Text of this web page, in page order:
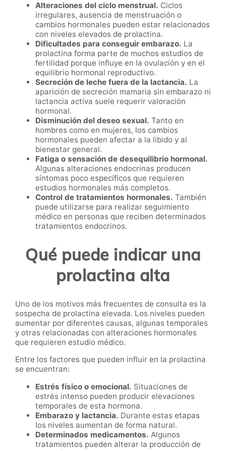
Alteraciones del ciclo menstrual. Ciclos
irregulares, ausencia de menstruación o
cambios hormonales pueden estar relacionados
con niveles elevados de prolactina.
Dificultades para conseguir embarazo. La
prolactina forma parte de muchos estudios de
fertilidad porque influye en la ovulación y en el
equilibrio hormonal reproductivo.
Secreción de leche fuera de la lactancia. La
aparición de secreción mamaria sin embarazo ni
lactancia activa suele requerir valoración
hormonal.
Disminución del deseo sexual. Tanto en
hombres como en mujeres, los cambios
hormonales pueden afectar a la libido y al
bienestar general.
Fatiga o sensación de desequilibrio hormonal.
Algunas alteraciones endocrinas producen
síntomas poco específicos que requieren
estudios hormonales más completos.
Control de tratamientos hormonales. También
puede utilizarse para realizar seguimiento
médico en personas que reciben determinados
tratamientos endocrinos.
Qué puede indicar una
prolactina alta
Uno de los motivos más frecuentes de consulta es la
sospecha de prolactina elevada. Los niveles pueden
aumentar por diferentes causas, algunas temporales
y otras relacionadas con alteraciones hormonales
que requieren estudio médico.
Entre los factores que pueden influir en la prolactina
se encuentran:
Estrés físico o emocional. Situaciones de
estrés intenso pueden producir elevaciones
temporales de esta hormona.
Embarazo y lactancia. Durante estas etapas
los niveles aumentan de forma natural.
Determinados medicamentos. Algunos
tratamientos pueden alterar la producción de